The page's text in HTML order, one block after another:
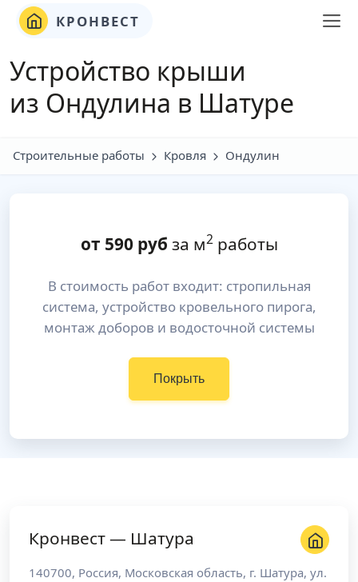
КРОНВЕСТ
Устройство крыши
из Ондулина в Шатуре
Строительные работы Кровля Ондулин
от 590руб за м2работы
В стоимость работ входит: стропильная
система, устройство кровельного пирога,
монтаж доборов и водосточной системы
Покрыть
Кронвест — Шатура
140700, Россия, Московская область, г. Шатура, ул.